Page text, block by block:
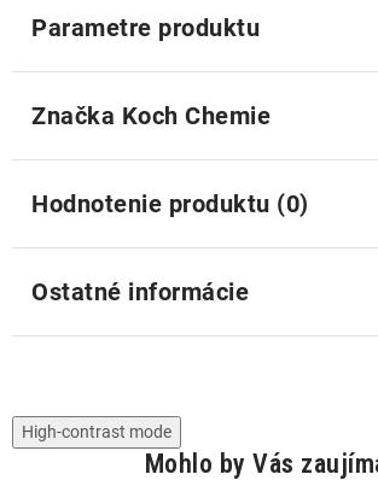
Parametre produktu
Značka Koch Chemie
Hodnotenie produktu (0)
Ostatné informácie
High-contrast mode
Mohlo by Vás